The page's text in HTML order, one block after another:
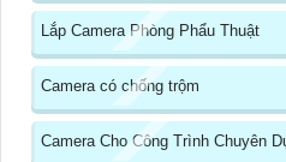
Lắp Camera Phòng Phẩu Thuật
Camera có chống trộm
Camera Cho Công Trình Chuyên